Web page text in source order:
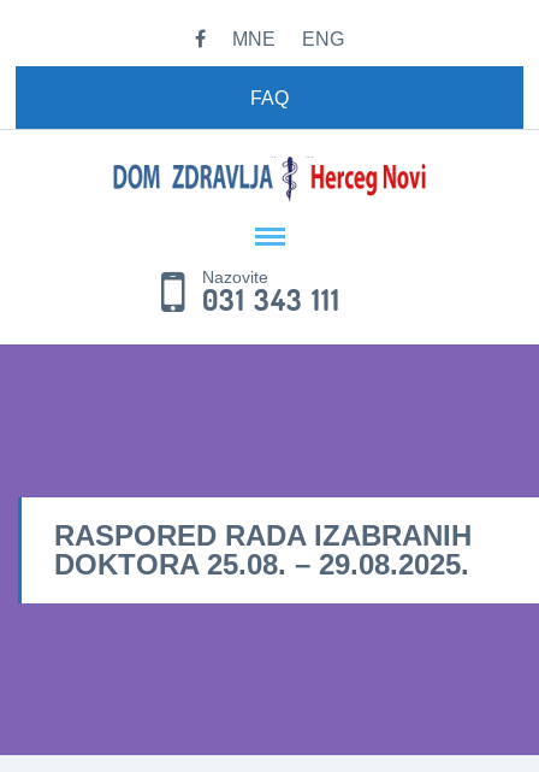
MNE ENG
FAQ
Nazovite
031 343 111
RASPORED RADA IZABRANIH
DOKTORA 25.08. – 29.08.2025.